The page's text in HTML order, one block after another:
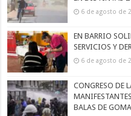
6 de agosto de
EN BARRIO
SERVICIOS Y
6 de agosto de
CONGRESO DE
BALAS DE GOMA